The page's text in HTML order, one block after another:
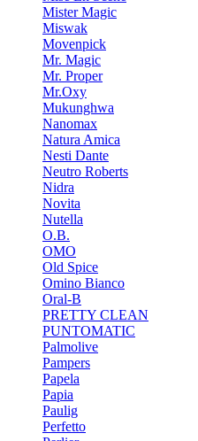
Mister Magic
Miswak
Movenpick
Mr. Magic
Mr. Proper
Mr.Oxy
Mukunghwa
Nanomax
Natura Amica
Nesti Dante
Neutro Roberts
Nidra
Novita
Nutella
O.B.
OMO
Old Spice
Omino Bianco
Oral-B
PRETTY CLEAN
PUNTOMATIC
Palmolive
Pampers
Papela
Papia
Paulig
Perfetto